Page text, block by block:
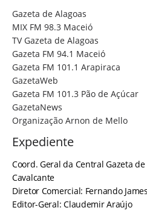
Gazeta de Alagoas
MIX FM 98.3 Maceió
TV Gazeta de Alagoas
Gazeta FM 94.1 Maceió
Gazeta FM 101.1 Arapiraca
GazetaWeb
Gazeta FM 101.3 Pão de Açúcar
GazetaNews
Organização Arnon de Mello
Expediente
Coord. Geral da Central Gazeta
Cavalcante
Diretor Comercial: Fernando James
Editor-Geral: Claudemir Araújo